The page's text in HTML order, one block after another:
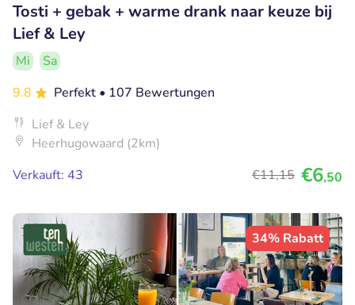
Tosti + gebak + warme drank naar keuze bij
Lief & Ley
Mi
Sa
9.8
Perfekt • 107 Bewertungen
Lief & Ley
Heerhugowaard (2km)
Verkauft: 43
€11,15 €6,50
34% Rabatt